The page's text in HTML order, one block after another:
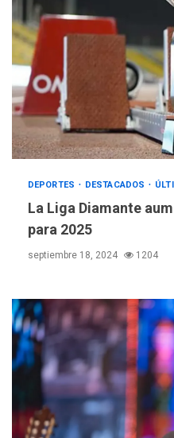
DEPORTES DESTACADOS
La Liga Diamante
para 2025
septiembre 18, 2024 1204